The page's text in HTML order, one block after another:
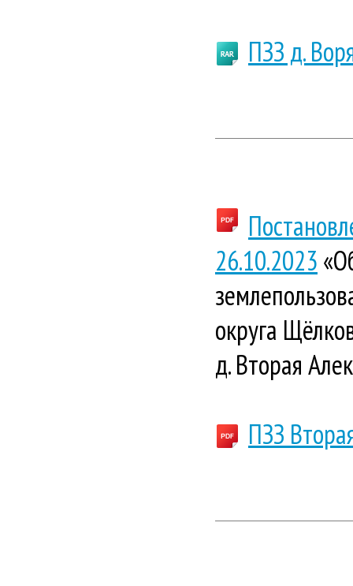
ПЗЗ д.
26.10.2023
округа
д. Вторая
ПЗЗ